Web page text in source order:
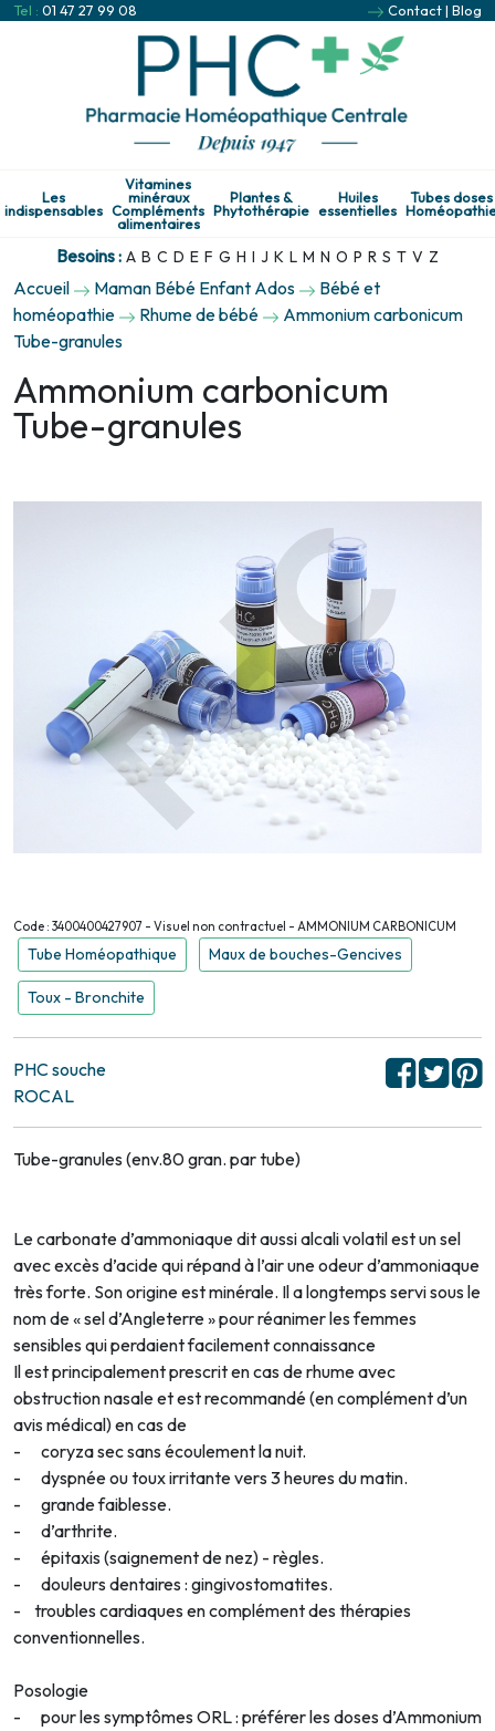
Tel : 01 47 27 99 08 Contact| Blog
Les
indispensables
Vitamines
minéraux
Compléments
alimentaires
Plantes &
Phytothérapie
Huiles
essentielles
Tubes doses
Besoins : A B C D E F G H I J K L M N O P R S T V Z
Accueil Maman Bébé Enfant Ados
Bébé et
homéopathie
Rhume de bébé
Ammonium carbonicum
Tube-granules
Ammonium carbonicum
Tube-granules
Code : 3400400427907 - Visuel non contractuel - AMMONIUM CARBONICUM
Tube Homéopathique Maux de bouches-Gencives
Toux - Bronchite
PHC souche
ROCAL
Tube-granules (env.80 gran. par tube)
Le carbonate d’ammoniaque dit aussi alcali volatil est un sel
avec excès d’acide qui répand à l’air une odeur d’ammoniaque
très forte. Son origine est minérale. Il a longtemps servi sous le
nom de « sel d’Angleterre » pour réanimer les femmes
sensibles qui perdaient facilement connaissance
Il est principalement prescrit en cas de rhume avec
obstruction nasale et est recommandé (en complément d’un
avis médical) en cas de
- coryza sec sans écoulement la nuit.
- dyspnée ou toux irritante vers 3 heures du matin.
- grande faiblesse.
- d’arthrite.
- épitaxis (saignement de nez) - règles.
- douleurs dentaires : gingivostomatites.
- troubles cardiaques en complément des thérapies
conventionnelles.
Posologie
- pour les symptômes ORL : préférer les doses d’Ammonium